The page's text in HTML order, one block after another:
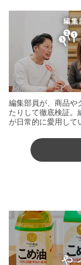
編集部員が、商品や
たりして徹底検証。
が日常的に愛用して